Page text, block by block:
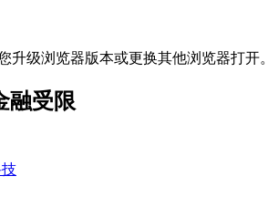
级浏览器版本或更换其他浏览器打开。
融受限